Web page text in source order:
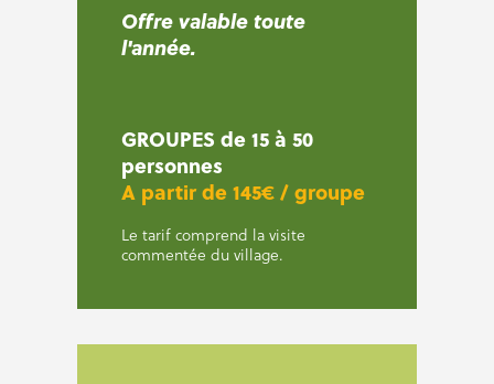
Offre valable toute
l'année.
GROUPES de 15 à 50
personnes
A partir de 145€ / groupe
Le tarif comprend la visite
commentée du village.